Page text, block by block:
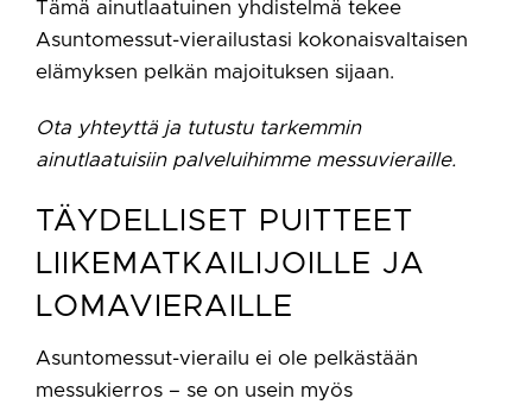
Tämä ainutlaatuinen yhdistelmä tekee
Asuntomessut-vierailustasi kokonaisvaltaisen
elämyksen pelkän majoituksen sijaan.
Ota yhteyttä ja tutustu tarkemmin
ainutlaatuisiin palveluihimme messuvieraille.
TÄYDELLISET PUITTEET
LIIKEMATKAILIJOILLE JA
LOMAVIERAILLE
Asuntomessut-vierailu ei ole pelkästään
messukierros – se on usein myös